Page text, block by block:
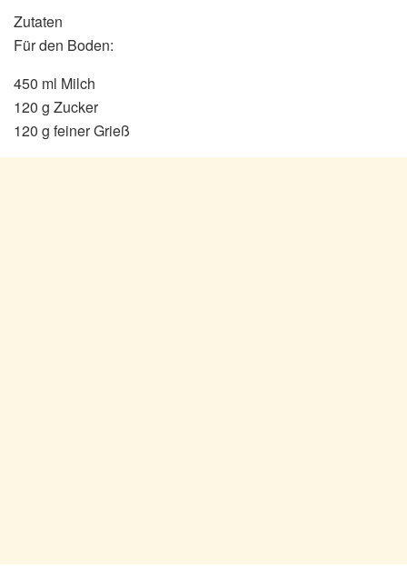
Zutaten
Für den Boden:
450 ml Milch
120 g Zucker
120 g feiner Grieß